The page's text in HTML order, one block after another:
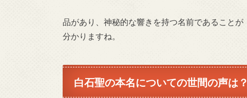
品があり、神秘的な響きを持つ名前であることが
分かりますね。
白石聖の本名についての世間の声は？